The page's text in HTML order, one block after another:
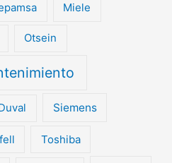
Miele
Otsein
Siemens
Toshiba